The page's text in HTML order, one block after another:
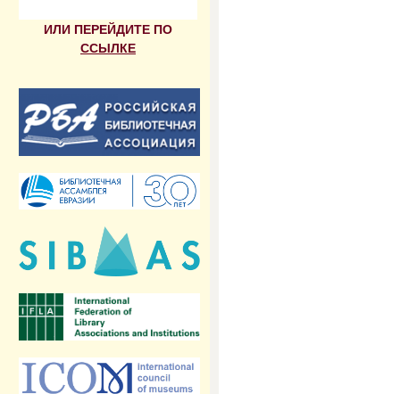
ИЛИ ПЕРЕЙДИТЕ ПО
ССЫЛКЕ